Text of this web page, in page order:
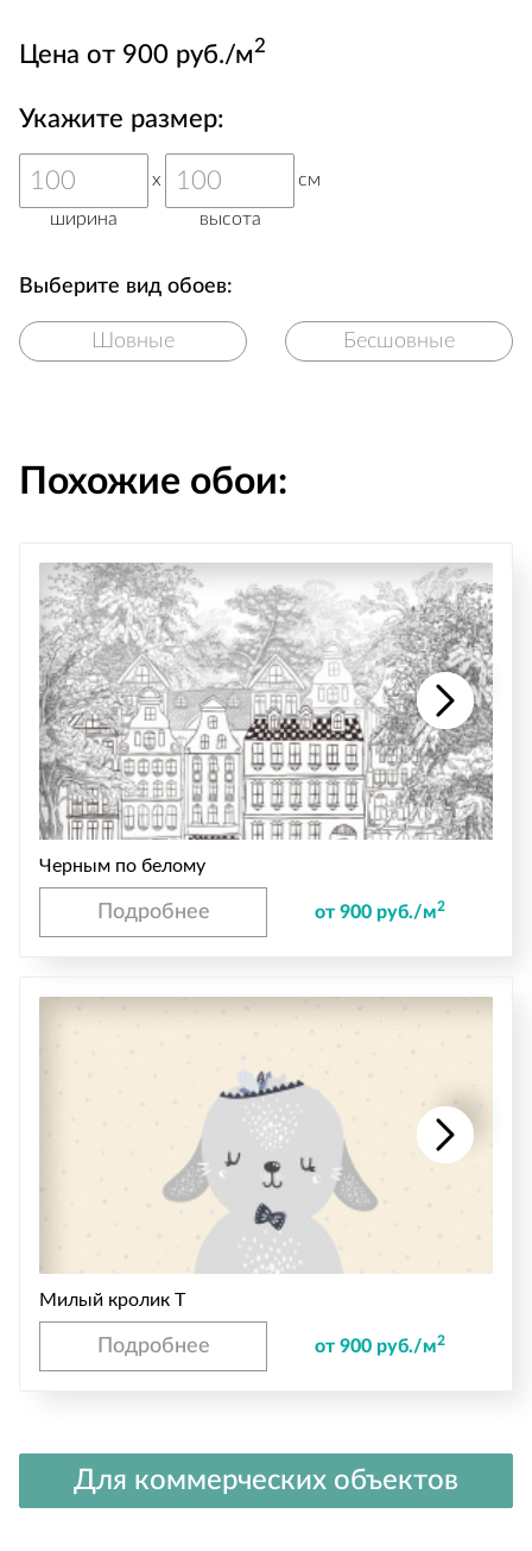
Цена от 900 руб./м2
Укажите размер:
ширина
x
высота
см
Выберите вид обоев:
Шовные Бесшовные
Похожие обои:
Черным по белому
Подробнее от 900 руб./м2
Милый кролик T
Подробнее от 900 руб./м2
Для коммерческих объектов